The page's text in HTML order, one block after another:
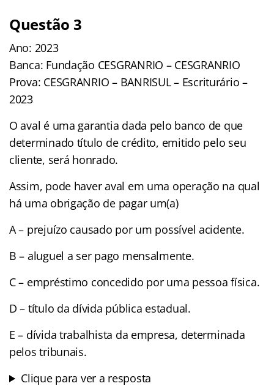
Questão 3
Ano: 2023
Banca: Fundação CESGRANRIO – CESGRANRIO
Prova: CESGRANRIO – BANRISUL – Escriturário –
2023
O aval é uma garantia dada pelo banco de que
determinado título de crédito, emitido pelo seu
cliente, será honrado.
Assim, pode haver aval em uma operação na qual
há uma obrigação de pagar um(a)
A – prejuízo causado por um possível acidente.
B – aluguel a ser pago mensalmente.
C – empréstimo concedido por uma pessoa física.
D – título da dívida pública estadual.
E – dívida trabalhista da empresa, determinada
pelos tribunais.
Clique para ver a resposta